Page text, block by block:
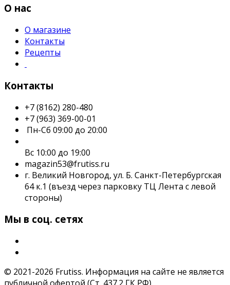
О нас
О магазине
Контакты
Рецепты
Контакты
+7 (8162) 280-480
+7 (963) 369-00-01
Пн-Сб 09:00 до 20:00
Вс 10:00 до 19:00
magazin53@frutiss.ru
г. Великий Новгород, ул. Б. Санкт-Петербургская
64 к.1 (въезд через парковку ТЦ Лента с левой
стороны)
Мы в соц. сетях
© 2021-2026 Frutiss. Информация на сайте не является